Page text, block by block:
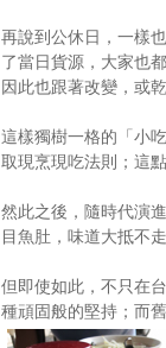
再說到公休日，一樣
了當日貨源，大家也
因此也跟著改變，或
這樣獨樹一格的「小
取現烹現吃法則；這
然此之後，隨時代演
目魚肚，味道大抵不走
但即使如此，不只在
種頑固般的堅持；而